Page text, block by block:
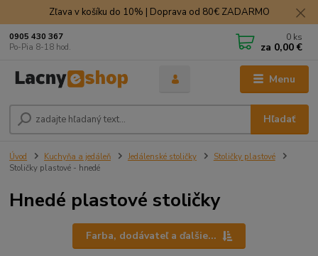
Zľava v košíku do 10% | Doprava od 80€ ZADARMO
Menu
Hľadať
0905 430 367
Po-Pia 8-18 hod.
0 ks
za 0,00 €
Úvod Kuchyňa a jedáleň Jedálenské stoličky
Stoličky plastové
Stoličky plastové - hnedé
Hnedé plastové stoličky
Farba, dodávateľ a ďalšie...